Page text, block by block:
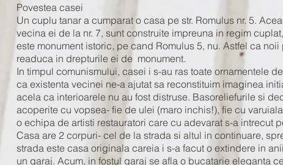
Povestea casei
Un cuplu tanar a cumparat o casa pe str. Romulus nr. 5.
vecina ei de la nr. 7, sunt construite impreuna in regim
este monument istoric, pe cand Romulus 5, nu. Astfel ca
readuca in drepturile ei de monument.
In timpul comunismului, casei i s-au ras toate ornamentele
ca existenta vecinei ne-a ajutat sa reconstituim imaginea
acela ca interioarele nu au fost distruse. Basoreliefurile si
acoperite cu vopsea- fie de ulei (maro inchis!), fie cu
o echipa de artisti restauratori care cu adevarat s-a intrecut
Casa are 2 corpuri- cel de la strada si altul in continuare,
strada este casa originala careia i s-a facut o extindere in
un garaj. Acum, in fostul garaj se afla o bucatarie eleganta